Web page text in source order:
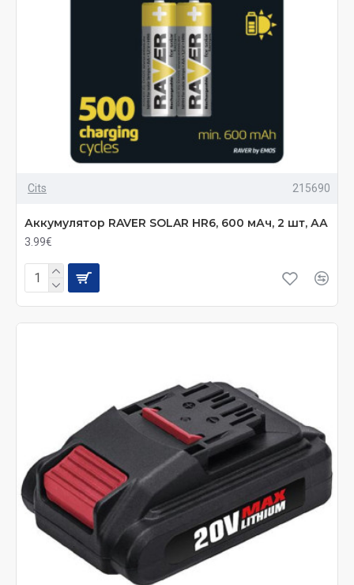
Cits 215690
Аккумулятор RAVER SOLAR HR6, 600 мАч, 2 шт, АА
3.99€